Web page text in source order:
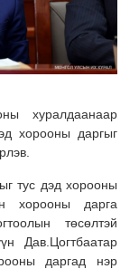
хуралдаанаар
хорооны даргыг
тус дэд хорооны
хорооны дарга
төсөлтэй
Дав.Цогтбаатар
даргад нэр